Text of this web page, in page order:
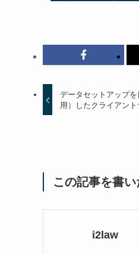
データセットアップ
用）したクライアン
この記事を書い
i2law